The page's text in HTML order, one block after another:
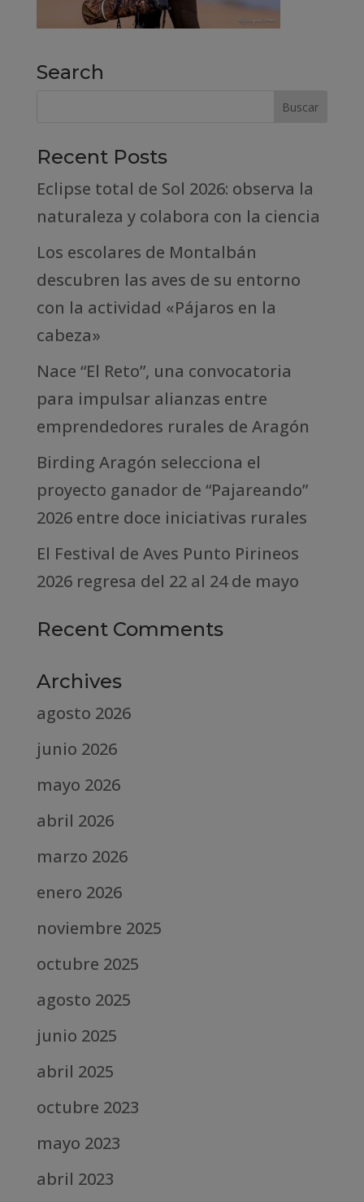
Search
Recent Posts
Eclipse total de Sol 2026: observa la
naturaleza y colabora con la ciencia
Los escolares de Montalbán
descubren las aves de su entorno
con la actividad «Pájaros en la
cabeza»
Nace “El Reto”, una convocatoria
para impulsar alianzas entre
emprendedores rurales de Aragón
Birding Aragón selecciona el
proyecto ganador de “Pajareando”
2026 entre doce iniciativas rurales
El Festival de Aves Punto Pirineos
2026 regresa del 22 al 24 de mayo
Recent Comments
Archives
agosto 2026
junio 2026
mayo 2026
abril 2026
marzo 2026
enero 2026
noviembre 2025
octubre 2025
agosto 2025
junio 2025
abril 2025
octubre 2023
mayo 2023
abril 2023